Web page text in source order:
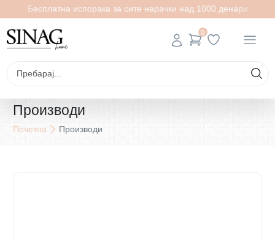
Бесплатна испорака за сите нарачки над 1000 денари
0
Производи
Почетна Производи